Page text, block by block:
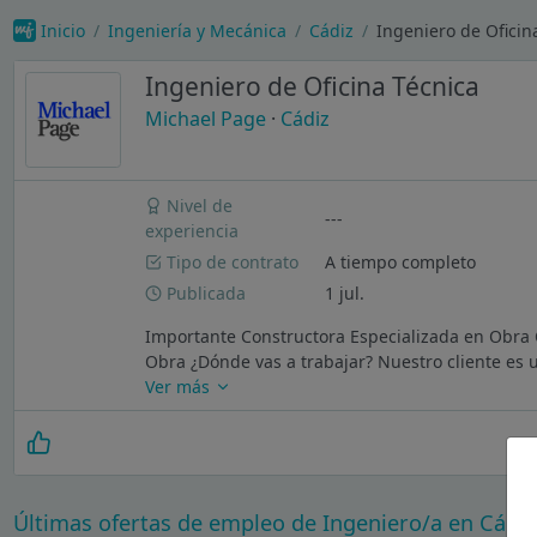
Inicio Ingeniería y Mecánica Cádiz Ingeniero de
Ingeniero de Oficina Técnica
Michael Page · Cádiz
Nivel de
experiencia
---
Tipo de contrato
A tiempo completo
Publicada
1 jul.
Importante Constructora Especializada en
Obra ¿Dónde vas a trabajar? Nuestro cliente
Ver más
Últimas ofertas de empleo de Ingeniero/a en Cádiz